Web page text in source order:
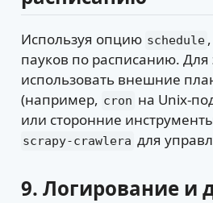
Используя опцию schedule
пауков по расписанию. Для
использовать внешние
(например, cron на Unix-
или сторонние
scrapy-crawlera для
9. Логирование и